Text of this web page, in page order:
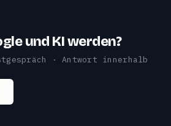
und KI werden?
· Antwort innerhalb